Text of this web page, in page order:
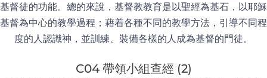
基督徒的功能。總的來說，基督教教育是以聖經為基石，以耶穌
基督為中心的教學過程；藉着各種不同的教學方法，引導不同程
度的人認識神，並訓練、裝備各樣的人成為基督的門徒。
C04 帶領小組查經 (2)